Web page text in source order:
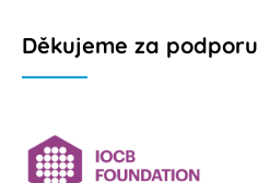
Děkujeme za podporu